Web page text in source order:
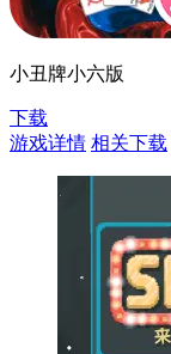
小丑牌小六版
下载
游戏详情 相关下载